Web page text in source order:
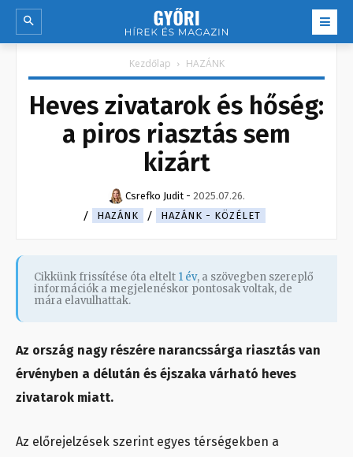
Kezdőlap HAZÁNK
Heves zivatarok és hőség:
a piros riasztás sem
kizárt
Csrefko Judit - 2025.07.26.
HAZÁNK
HAZÁNK - KÖZÉLET
Cikkünk frissítése óta eltelt 1 év, a szövegben szereplő
információk a megjelenéskor pontosak voltak, de
mára elavulhattak.
Az ország nagy részére narancssárga riasztás van
érvényben a délután és éjszaka várható heves
zivatarok miatt.
Az előrejelzések szerint egyes térségekben a